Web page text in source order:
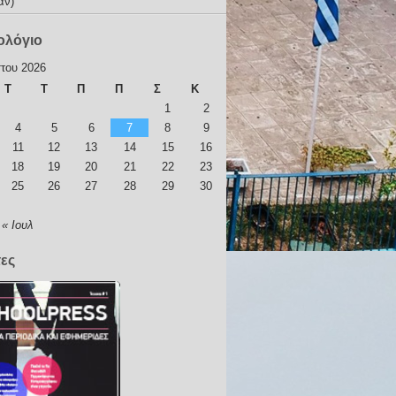
2026
Τ
Τ Π Π Σ Κ
« Ιουλ
1
2
4
5 6 7 8
9
11
12 13 14 15
16
18
19 20 21 22
23
25
26 27 28 29 30